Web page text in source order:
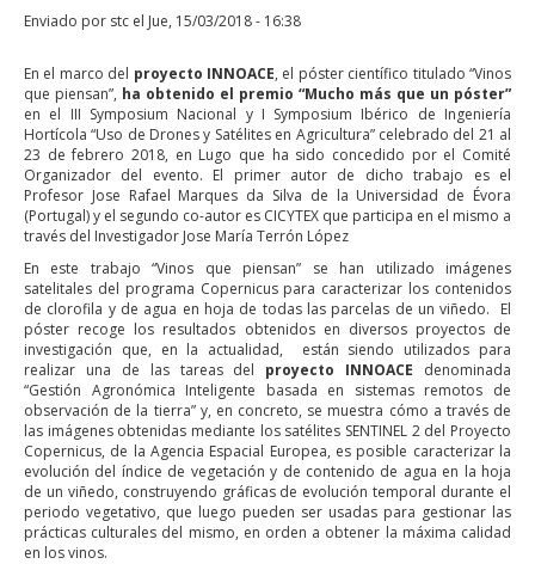
Enlaces
Enviado por stc el Jue, 15/03/2018 - 16:38
En el marco del proyecto INNOACE, el póster científico titulado “Vinos
que piensan”, ha obtenido el premio “Mucho más que un póster”
en el III Symposium Nacional y I Symposium Ibérico de Ingeniería
Hortícola “Uso de Drones y Satélites en Agricultura” celebrado del 21 al
23 de febrero 2018, en Lugo que ha sido concedido por el Comité
Organizador del evento. El primer autor de dicho trabajo es el
Profesor Jose Rafael Marques da Silva de la Universidad de Évora
(Portugal) y el segundo co-autor es CICYTEX que participa en el mismo a
través del Investigador Jose María Terrón López
En este trabajo “Vinos que piensan” se han utilizado imágenes
satelitales del programa Copernicus para caracterizar los contenidos
de clorofila y de agua en hoja de todas las parcelas de un viñedo. El
póster recoge los resultados obtenidos en diversos proyectos de
investigación que, en la actualidad, están siendo utilizados para
realizar una de las tareas del proyecto INNOACE denominada
“Gestión Agronómica Inteligente basada en sistemas remotos de
observación de la tierra” y, en concreto, se muestra cómo a través de
las imágenes obtenidas mediante los satélites SENTINEL 2 del Proyecto
Copernicus, de la Agencia Espacial Europea, es posible caracterizar la
evolución del índice de vegetación y de contenido de agua en la hoja
de un viñedo, construyendo gráficas de evolución temporal durante el
periodo vegetativo, que luego pueden ser usadas para gestionar las
prácticas culturales del mismo, en orden a obtener la máxima calidad
en los vinos.